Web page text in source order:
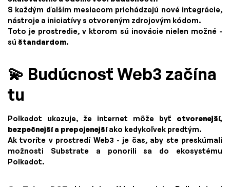
S každým ďalším mesiacom prichádzajú nové integrácie,
nástroje a iniciatívy s otvoreným zdrojovým kódom.
Toto je prostredie, v ktorom sú inovácie nielen možné -
sú štandardom.
💫 Budúcnosť Web3 začína
tu
Polkadot ukazuje, že internet môže byť otvorenejší,
bezpečnejší a prepojenejšíako kedykoľvek predtým.
Ak tvoríte v prostredí Web3 - je čas, aby ste preskúmali
možnosti Substrate a ponorili sa do ekosystému
Polkadot.